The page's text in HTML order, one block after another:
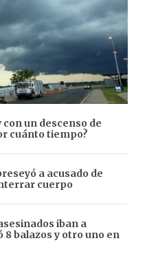
un descenso de
cuánto tiempo?
a acusado de
cuerpo
iban a
balazos y otro uno en